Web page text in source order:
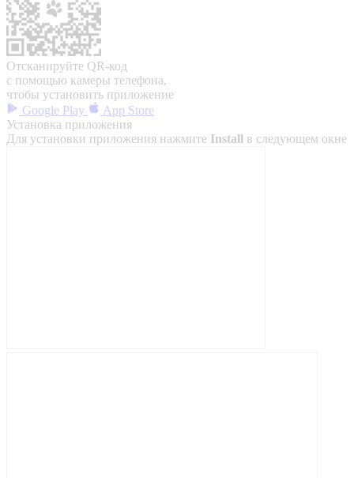
Отсканируйте QR-код
с помощью камеры телефона,
чтобы установить приложение
Google Play
App Store
Установка приложения
Для установки приложения нажмите Install в следующем окне